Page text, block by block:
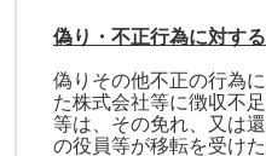
偽り・不正行為に対す
偽りその他不正の行為
た株式会社等に徴収不
等は、その免れ、又は
の役員等が移転を受け